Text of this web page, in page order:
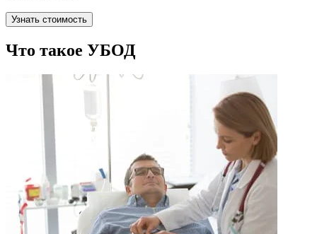
Узнать стоимость
Что такое УБОД